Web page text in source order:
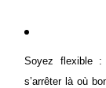
Soyez flexible
s’arrêter là où